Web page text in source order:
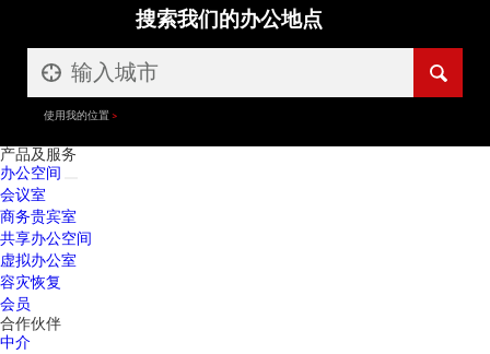
搜索我们的办公地点
使用我的位置
产品及服务
办公空间
会议室
商务贵宾室
共享办公空间
虚拟办公室
容灾恢复
会员
合作伙伴
中介